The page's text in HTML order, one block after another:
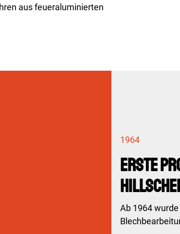
aus feueraluminierten
1964
Erste
Ab 1964